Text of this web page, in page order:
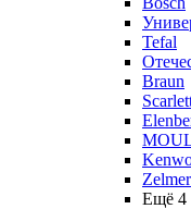
Tefal
Braun
Zelmer
Ещё 4